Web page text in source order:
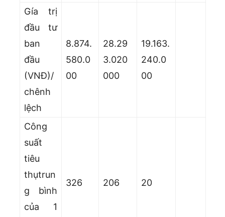
Gía trị
đầu tư
ban
đầu
(VNĐ)/
chênh
lệch
8.874.
580.0
00
28.29
3.020
000
19.163.
240.0
00
Công
suất
tiêu
thụtrun
g bình
của 1
326 206 20